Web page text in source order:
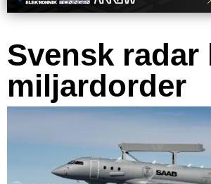
Svensk radar
miljardorder